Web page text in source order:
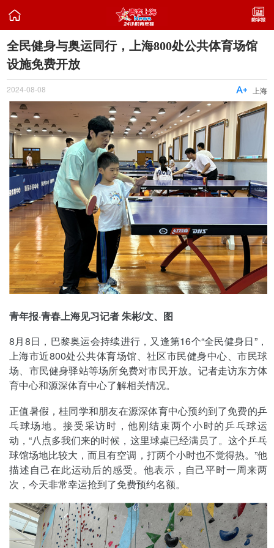

全民健身与奥运同行，上海800处公共体育场馆
设施免费开放
2024-08-08 上海

青年报·青春上海见习记者 朱彬/文、图
8月8日，巴黎奥运会持续进行，又逢第16个“全民健身日”，
上海市近800处公共体育场馆、社区市民健身中心、市民球
场、市民健身驿站等场所免费对市民开放。记者走访东方体
育中心和源深体育中心了解相关情况。
正值暑假，桂同学和朋友在源深体育中心预约到了免费的乒
乓球场地。接受采访时，他刚结束两个小时的乒乓球运
动，“八点多我们来的时候，这里球桌已经满员了。这个乒乓
球馆场地比较大，而且有空调，打两个小时也不觉得热。”他
描述自己在此运动后的感受。他表示，自己平时一周来两
次，今天非常幸运抢到了免费预约名额。